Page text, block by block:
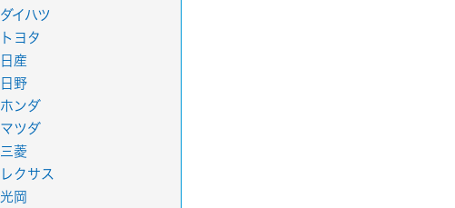
ダイハツ
トヨタ
日産
日野
ホンダ
マツダ
三菱
レクサス
光岡